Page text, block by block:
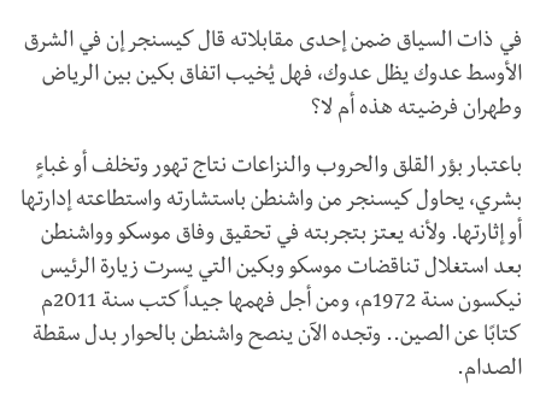
في ذات السياق ضمن إحدى مقابلاته قال كيسنجر إن في الشرق
الأوسط عدوك يظل عدوك، فهل يُخيب اتفاق بكين بين الرياض
وطهران فرضيته هذه أم لا؟
باعتبار بؤر القلق والحروب والنزاعات نتاج تهور وتخلف أو غباءٍ
بشري، يحاول كيسنجر من واشنطن باستشارته واستطاعته إدارتها
أو إثارتها. ولأنه يعتز بتجربته في تحقيق وفاق موسكو وواشنطن
بعد استغلال تناقضات موسكو وبكين التي يسرت زيارة الرئيس
نيكسون سنة 1972م، ومن أجل فهمها جيداً كتب سنة 2011م
كتابًا عن الصين.. وتجده الآن ينصح واشنطن بالحوار بدل سقطة
الصدام.